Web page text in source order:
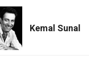
Kemal Sunal